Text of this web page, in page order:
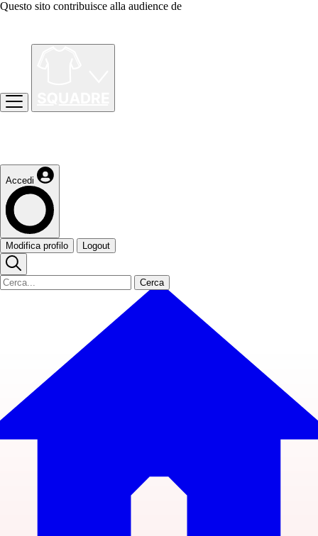
Questo sito contribuisce alla audience de
Accedi
Modifica profilo Logout
Cerca